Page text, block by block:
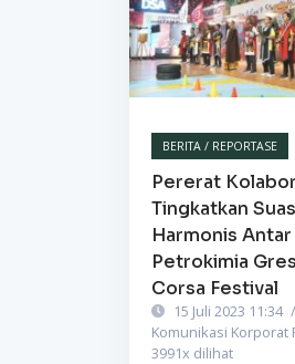
BERITA / REPORTASE
Pererat
Tingkatkan
Harmonis Antar
Petrokimia
Corsa Festival
15 Juli 2023 11:34 /
Komunikasi Korporat
3991x dilihat